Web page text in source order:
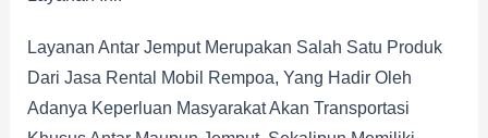
Layanan Antar Jemput Merupakan Salah Satu Produk
Dari Jasa Rental Mobil Rempoa, Yang Hadir Oleh
Adanya Keperluan Masyarakat Akan Transportasi